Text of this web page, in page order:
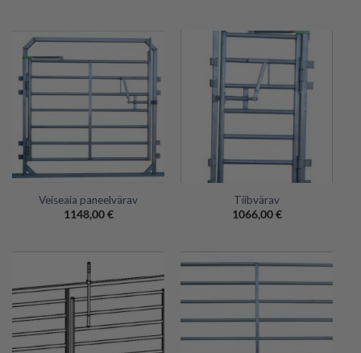
Veiseaia paneelvärav
1148,00€
Tiibvärav
1066,00€